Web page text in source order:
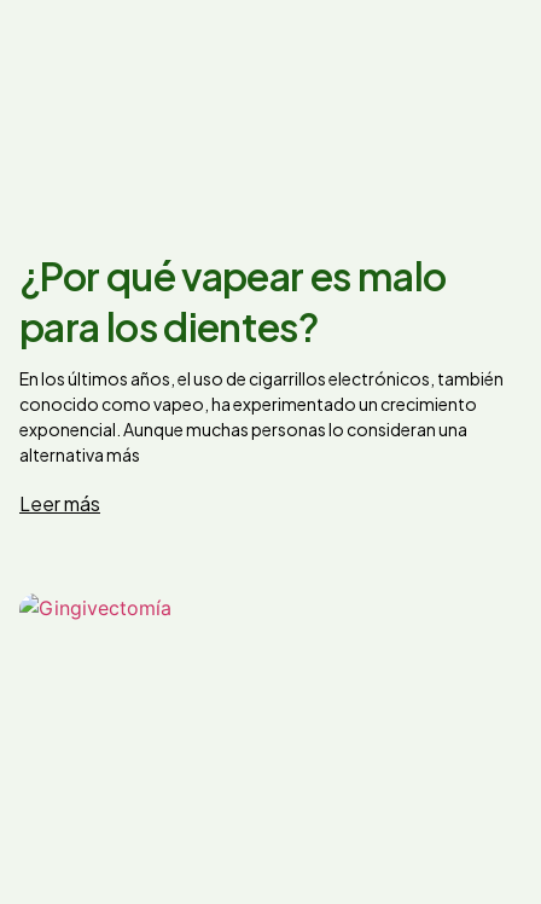
¿Por qué vapear es malo
para los dientes?
En los últimos años, el uso de cigarrillos electrónicos, también
conocido como vapeo, ha experimentado un crecimiento
exponencial. Aunque muchas personas lo consideran una
alternativa más
Leer más